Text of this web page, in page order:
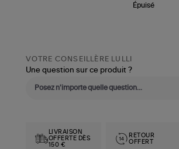
Épuisé
VOTRE CONSEILLÈRE LULLI
Une question sur ce produit ?
LIVRAISON
OFFERTE DÈS
150 €
RETOUR
OFFERT